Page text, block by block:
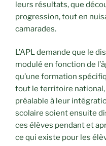
leurs résultats, que
progression, tout en
camarades.
L’APL demande que le
modulé en fonction de
qu’une formation
tout le territoire
préalable à leur
scolaire soient ensuite
ces élèves pendant et
ce qui existe pour les